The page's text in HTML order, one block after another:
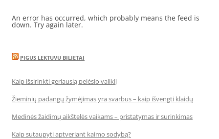
An error has occurred, which probably means the feed is
down. Try again later.
PIGUS LEKTUVU BILIETAI
Kaip išsirinkti geriausią pelėsio valiklį
Žieminių padangų žymėjimas yra svarbus – kaip išvengti klaidų
Medinės žaidimų aikštelės vaikams – pristatymas ir surinkimas
Kaip sutaupyti aptveriant kaimo sodybą?